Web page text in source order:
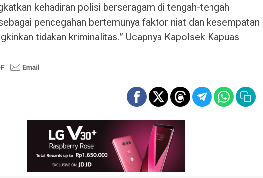
kehadiran polisi berseragam di tengah-tengah
pencegahan bertemunya faktor niat dan kesempatan
tidakan kriminalitas.” Ucapnya Kapolsek Kapuas